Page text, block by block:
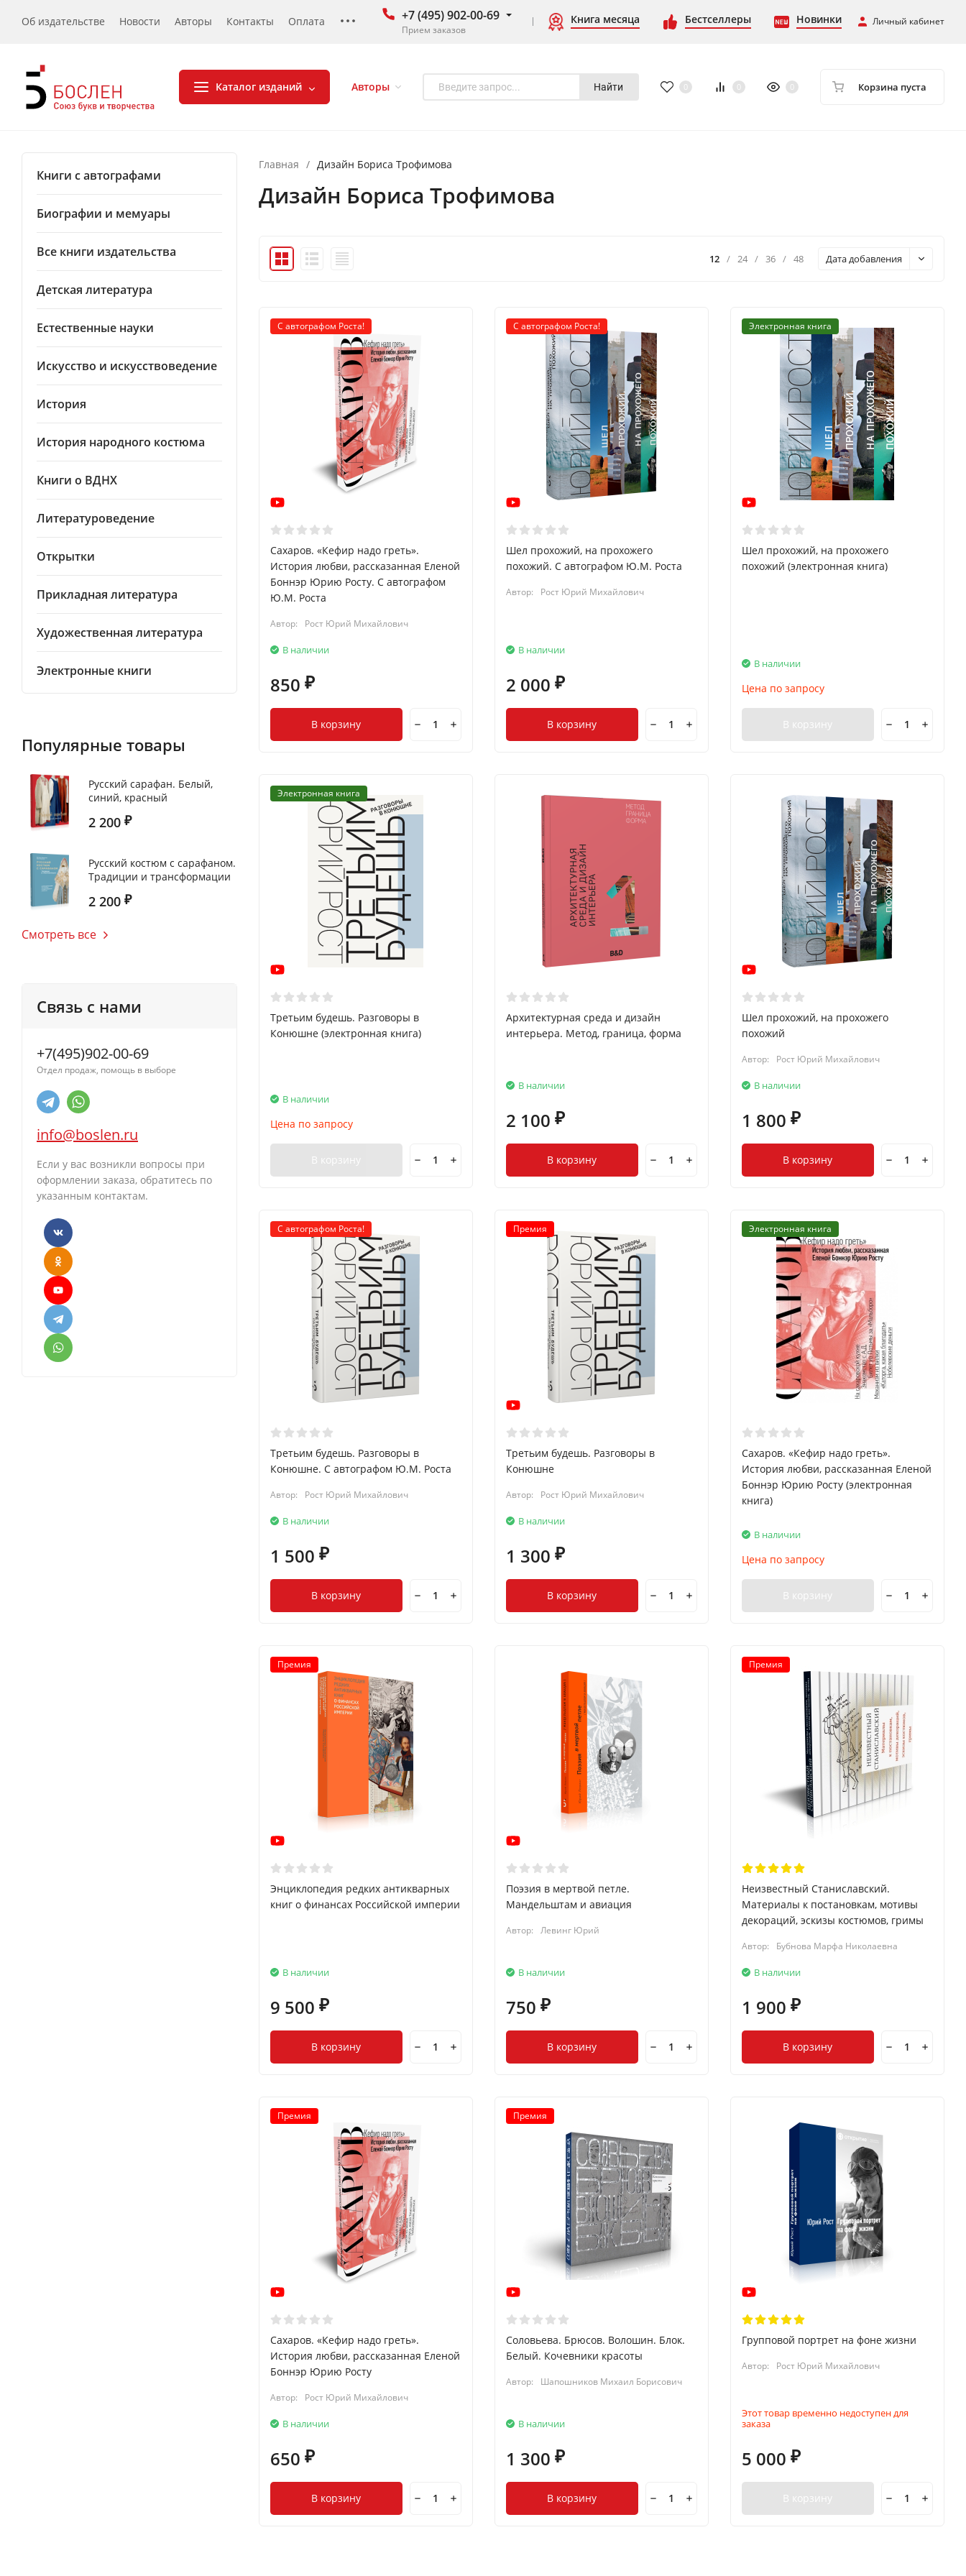
Об издательстве Новости Авторы Контакты Оплата +7 (495) 902-00-69
Прием заказов
Книга месяца Бестселлеры Новинки Личный кабинет
Каталог изданий Авторы Найти 0 0 0 Корзина пуста
Книги с автографами
Биографии и мемуары
Все книги издательства
Детская литература
Естественные науки
Искусство и искусствоведение
История
История народного костюма
Книги о ВДНХ
Литературоведение
Открытки
Прикладная литература
Художественная литература
Электронные книги
Популярные товары
Русский cарафан. Белый,
синий, красный
2 200 ₽
Русский костюм с сарафаном.
Традиции и трансформации
2 200 ₽
Смотреть все
Связь с нами
+7(495)902-00-69
Отдел продаж, помощь в выборе
info@boslen.ru
Если у вас возникли вопросы при
оформлении заказа, обратитесь по
указанным контактам.
Главная / Дизайн Бориса Трофимова
Дизайн Бориса Трофимова
12 / 24 / 36 / 48 Дата добавления
С автографом Роста!
Сахаров. «Кефир надо греть».
История любви, рассказанная Еленой
Боннэр Юрию Росту. С автографом
Ю.М. Роста
Автор: Рост Юрий Михайлович
В наличии
850 ₽
В корзину
С автографом Роста!
Шел прохожий, на прохожего
похожий. С автографом Ю.М. Роста
Автор: Рост Юрий Михайлович
В наличии
2 000 ₽
В корзину
Электронная книга
Шел прохожий, на прохожего
похожий (электронная книга)
В наличии
Цена по запросу
В корзину
Электронная книга
Третьим будешь. Разговоры в
Конюшне (электронная книга)
В наличии
Цена по запросу
В корзину
Архитектурная среда и дизайн
интерьера. Метод, граница, форма
В наличии
2 100 ₽
В корзину
Шел прохожий, на прохожего
похожий
Автор: Рост Юрий Михайлович
В наличии
1 800 ₽
В корзину
С автографом Роста!
Третьим будешь. Разговоры в
Конюшне. С автографом Ю.М. Роста
Автор: Рост Юрий Михайлович
В наличии
1 500 ₽
В корзину
Премия
Третьим будешь. Разговоры в
Конюшне
Автор: Рост Юрий Михайлович
В наличии
1 300 ₽
В корзину
Электронная книга
Сахаров. «Кефир надо греть».
История любви, рассказанная Еленой
Боннэр Юрию Росту (электронная
книга)
В наличии
Цена по запросу
В корзину
Премия
Энциклопедия редких антикварных
книг о финансах Российской империи
В наличии
9 500 ₽
В корзину
Поэзия в мертвой петле.
Мандельштам и авиация
Автор: Левинг Юрий
В наличии
750 ₽
В корзину
Премия
Неизвестный Станиславский.
Материалы к постановкам, мотивы
декораций, эскизы костюмов, гримы
Автор: Бубнова Марфа Николаевна
В наличии
1 900 ₽
В корзину
Премия
Сахаров. «Кефир надо греть».
История любви, рассказанная Еленой
Боннэр Юрию Росту
Автор: Рост Юрий Михайлович
В наличии
650 ₽
В корзину
Премия
Соловьева. Брюсов. Волошин. Блок.
Белый. Кочевники красоты
Автор: Шапошников Михаил Борисович
В наличии
1 300 ₽
В корзину
Групповой портрет на фоне жизни
Автор: Рост Юрий Михайлович
Этот товар временно недоступен для
заказа
5 000 ₽
В корзину